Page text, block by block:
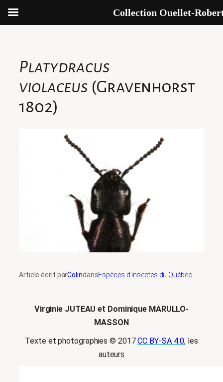
Platydracus
violaceus (Gravenhorst
1802)
Article écrit parColindansEspèces d’insectes du Québec
Virginie JUTEAU et Dominique MARULLO-
MASSON
Texte et photographies © 2017CC BY-SA 4.0, les
auteurs
Collection Ouellet-